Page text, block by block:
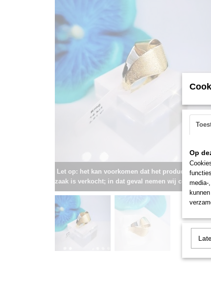
Let op: het kan voorkomen dat het product
zaak is verkocht; in dat geval nemen wij contact
Op
media-